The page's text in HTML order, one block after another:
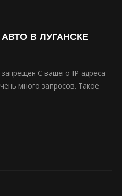
В ЛУГАНСКЕ
С вашего IP-адреса
много запросов. Такое